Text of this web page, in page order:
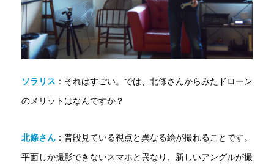
ソラリス ： それはすごい。では、北條さんからみたドローン
のメリットはなんですか？
北條さん ： 普段見ている視点と異なる絵が撮れることです。
平面しか撮影できないスマホと異なり、新しいアングルが撮